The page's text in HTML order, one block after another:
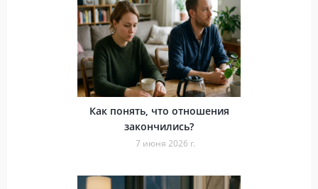
Как понять, что отношения
закончились?
7 июня 2026 г.